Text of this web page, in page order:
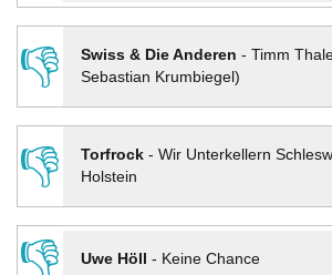
👎
Swiss & Die Anderen - Timm
Sebastian Krumbiegel)
👎 Torfrock- Wir Unterkellern
Holstein
👎
Uwe Höll - Keine Chance